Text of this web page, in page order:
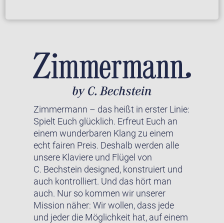
Zimmermann – das heißt in erster Linie:
Spielt Euch glücklich. Erfreut Euch an
einem wunderbaren Klang zu einem
echt fairen Preis. Deshalb werden alle
unsere Klaviere und Flügel von
C. Bechstein designed, konstruiert und
auch kontrolliert. Und das hört man
auch. Nur so kommen wir unserer
Mission näher: Wir wollen, dass jede
und jeder die Möglichkeit hat, auf einem